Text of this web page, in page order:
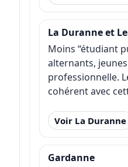
La Duranne et
Moins “étudiant
alternants,
professionnelle.
cohérent avec
Voir La Duranne
Gardanne